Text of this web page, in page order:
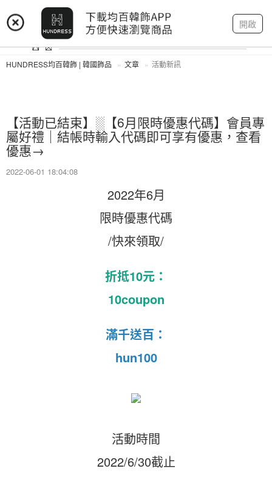
開啟
登入 註冊 我的帳戶
HUNDRESS均百韓飾 | 韓國飾品 文章 活動新訊
【活動已結束】░【6月限時優惠代碼】會員專
屬好禮｜結帳時輸入代碼即可享有優惠，查看
優惠→
2022-06-01 18:04:08
2022年6月
限時優惠代碼
/快來領取/
折抵10元：
10coupon
滿千送百：
hun100
活動時間
2022/6/30截止